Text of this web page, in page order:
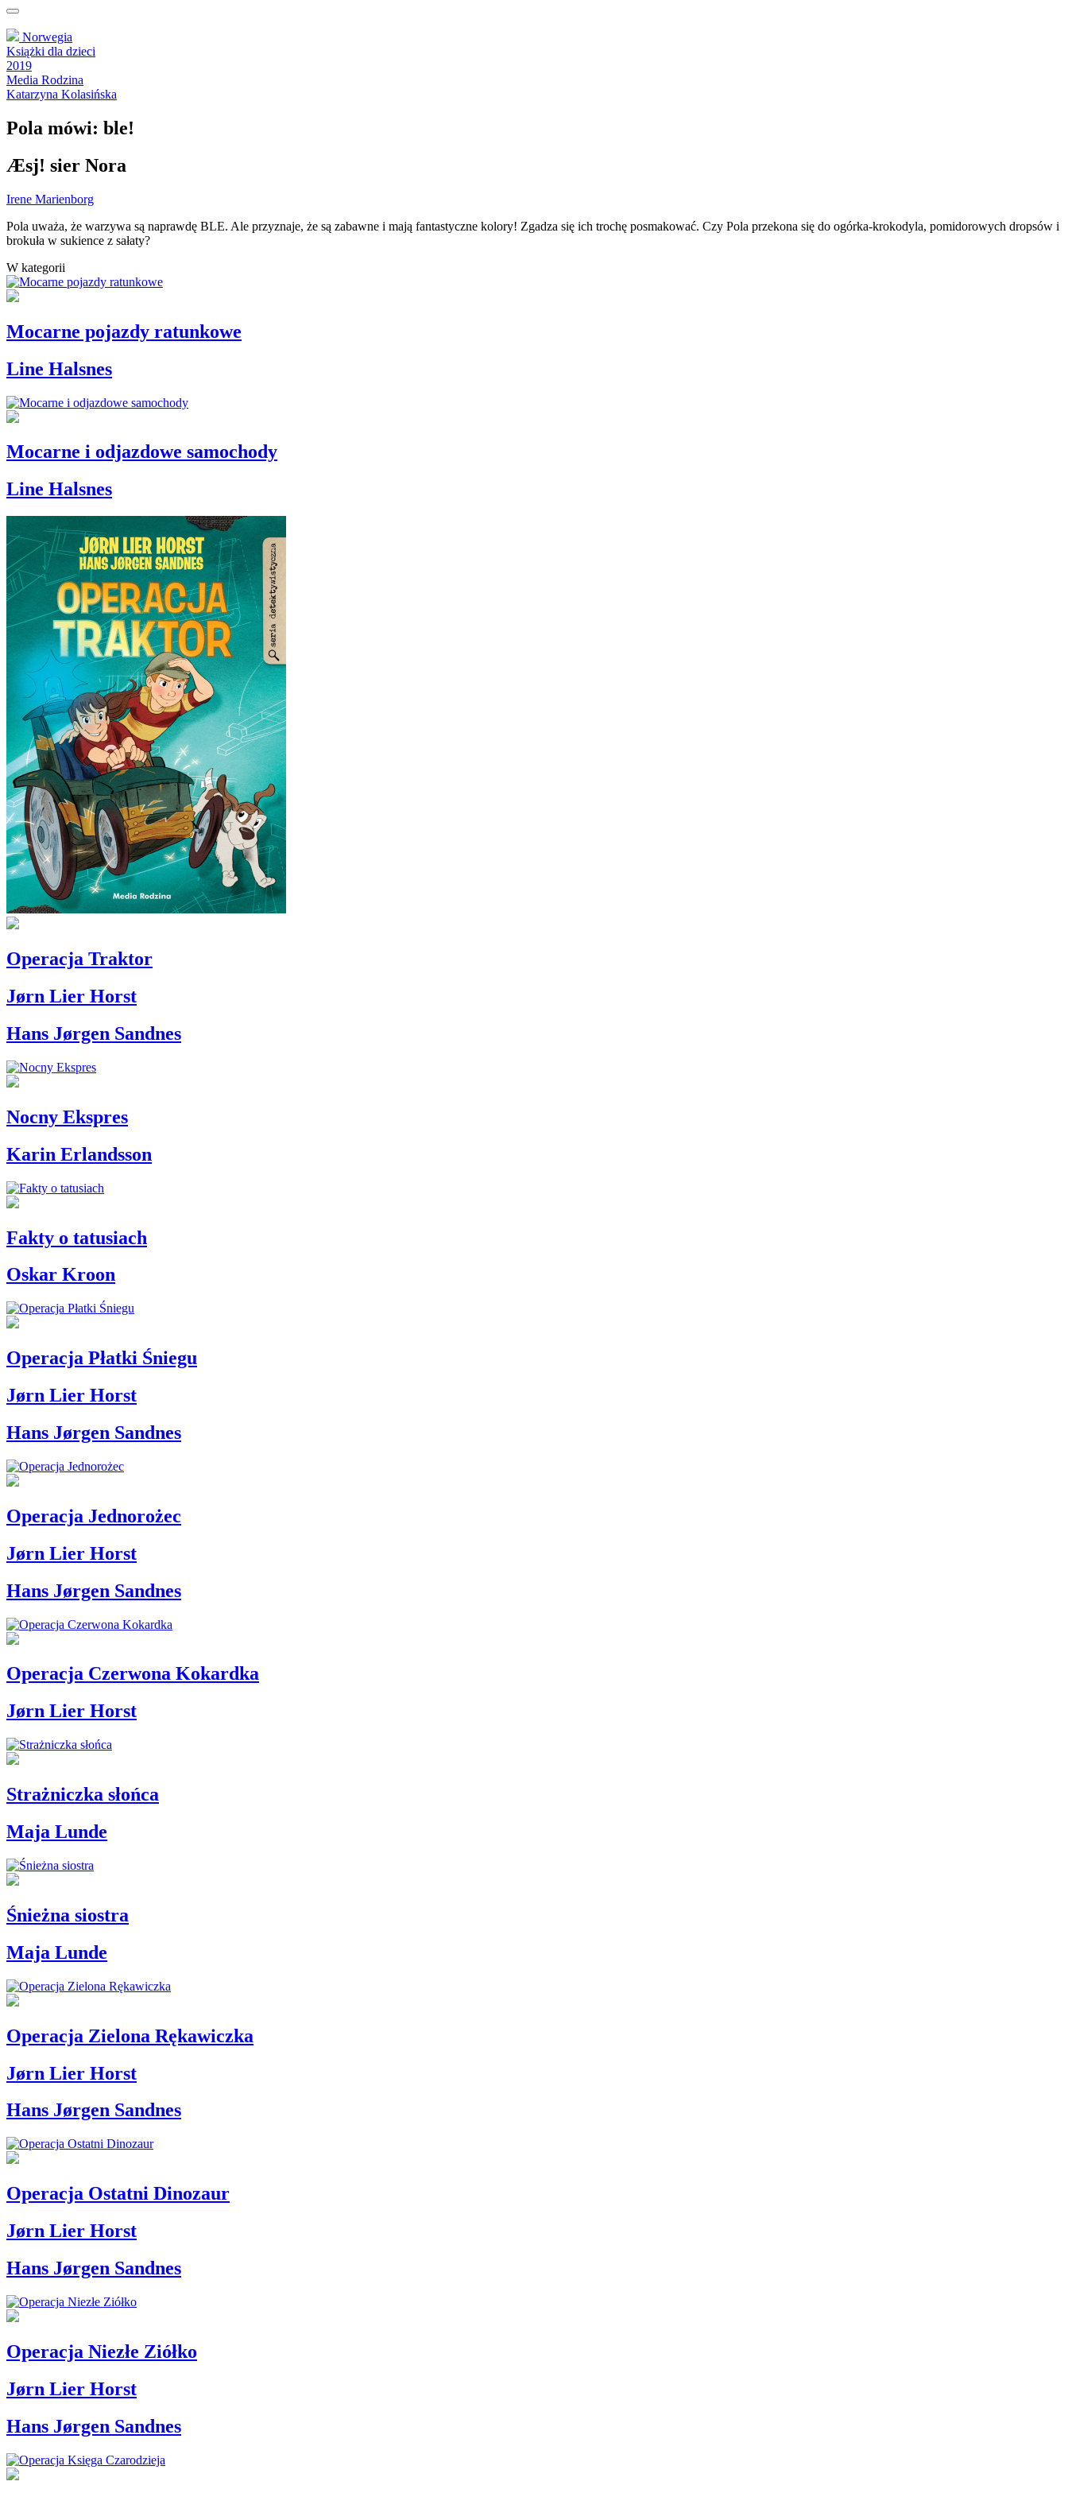
Norwegia
Książki dla dzieci
2019
Media Rodzina
Katarzyna Kolasińska
Pola mówi: ble!
Æsj! sier Nora
Irene Marienborg
Pola uważa, że warzywa są naprawdę BLE. Ale przyznaje, że są zabawne i mają fantastyczne kolory! Zgadza się ich trochę posmakować. Czy Pola przekona się do ogórka-krokodyla, pomidorowych dropsów i
brokuła w sukience z sałaty?
W kategorii
Mocarne pojazdy ratunkowe
Line Halsnes
Mocarne i odjazdowe samochody
Line Halsnes
Operacja Traktor
Jørn Lier Horst
Hans Jørgen Sandnes
Nocny Ekspres
Karin Erlandsson
Fakty o tatusiach
Oskar Kroon
Operacja Płatki Śniegu
Jørn Lier Horst
Hans Jørgen Sandnes
Operacja Jednorożec
Jørn Lier Horst
Hans Jørgen Sandnes
Operacja Czerwona Kokardka
Jørn Lier Horst
Strażniczka słońca
Maja Lunde
Śnieżna siostra
Maja Lunde
Operacja Zielona Rękawiczka
Jørn Lier Horst
Hans Jørgen Sandnes
Operacja Ostatni Dinozaur
Jørn Lier Horst
Hans Jørgen Sandnes
Operacja Niezłe Ziółko
Jørn Lier Horst
Hans Jørgen Sandnes